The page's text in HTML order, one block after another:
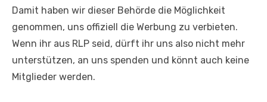
Damit haben wir dieser Behörde die Möglichkeit
genommen, uns offiziell die Werbung zu verbieten.
Wenn ihr aus RLP seid, dürft ihr uns also nicht mehr
unterstützen, an uns spenden und könnt auch keine
Mitglieder werden.